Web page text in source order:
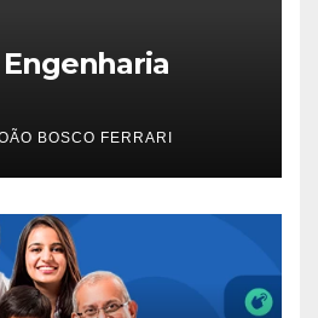
Engenharia
BOSCO FERRARI